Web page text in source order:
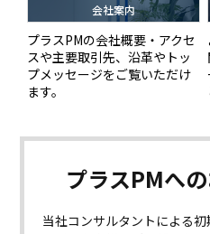
会社案内
プラスPMの会社概要・アクセ
スや主要取引先、沿革やトッ
プメッセージをご覧いただけ
ます。
プラスPMへの
当社コンサルタントによる初